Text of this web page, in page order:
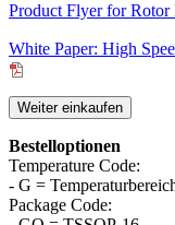
Product Flyer for Rotor
White Paper: High
Weiter einkaufen
Bestelloptionen
Temperature Code:
- G =
Package Code: